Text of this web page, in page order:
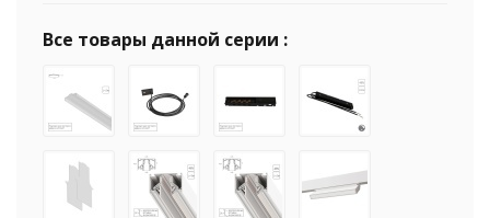
Все товары данной серии :